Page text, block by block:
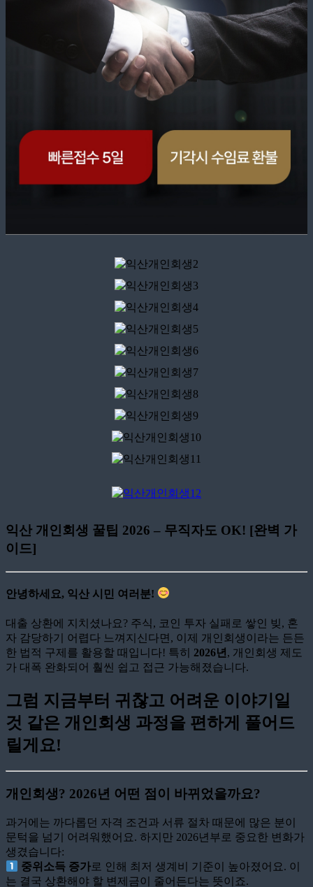
익산 개인회생 꿀팁 2026 – 무직자도 OK! [완벽 가
이드]
안녕하세요, 익산 시민 여러분!
대출 상환에 지치셨나요? 주식, 코인 투자 실패로 쌓인 빚, 혼
자 감당하기 어렵다 느껴지신다면, 이제 개인회생이라는 든든
한 법적 구제를 활용할 때입니다! 특히 2026년 , 개인회생 제도
가 대폭 완화되어 훨씬 쉽고 접근 가능해졌습니다.
그럼 지금부터 귀찮고 어려운 이야기일
것 같은 개인회생 과정을 편하게 풀어드
릴게요!
개인회생? 2026년 어떤 점이 바뀌었을까요?
과거에는 까다롭던 자격 조건과 서류 절차 때문에 많은 분이
문턱을 넘기 어려워했어요. 하지만 2026년부로 중요한 변화가
생겼습니다:
중위소득 증가로 인해 최저 생계비 기준이 높아졌어요. 이
는 결국 상환해야 할 변제금이 줄어든다는 뜻이죠.